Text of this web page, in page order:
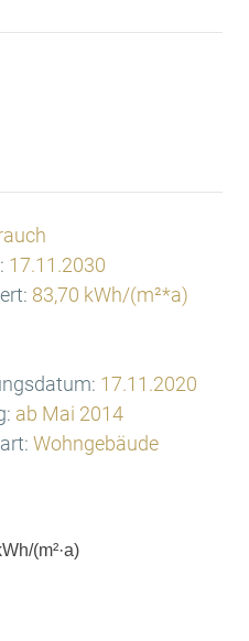
17.11.2030
83,70 kWh/(m²*a)
17.11.2020
ab Mai 2014
Wohngebäude
(m²·a)